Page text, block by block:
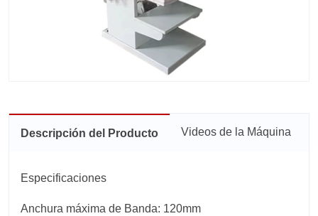
Descripción del Producto Videos de la Máquina
Especificaciones
Anchura máxima de Banda: 120mm